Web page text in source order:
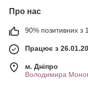
Про нас
90% позитивних з
Працює з
м. Дніпро
Володимира